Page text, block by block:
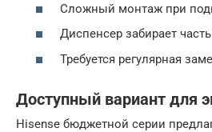
Сложный монтаж при
Диспенсер забирает
Требуется регулярная
Доступный вариант для
Hisense бюджетной серии